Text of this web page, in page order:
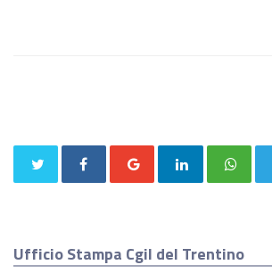
Ufficio Stampa Cgil del Trentino